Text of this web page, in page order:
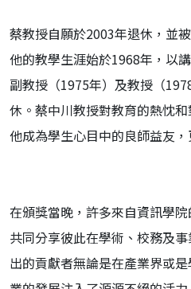
蔡教授自願於2003年退休，並
他的教學生涯始於1968年 ，以
副教授（1975年）及教授（
休。蔡中川教授對教育的熱忱
他成為學生心目中的良師益友
在頒獎當晚，許多來自資訊學
共同分享彼此在學術、校務及
出的貢獻者無論是在產業界或